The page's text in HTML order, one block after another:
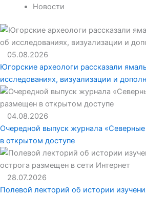
Новости
05.08.2026
Югорские археологи рассказали
исследованиях, визуализации и
04.08.2026
Очередной выпуск журнала
в открытом доступе
28.07.2026
Полевой лекторий об истории